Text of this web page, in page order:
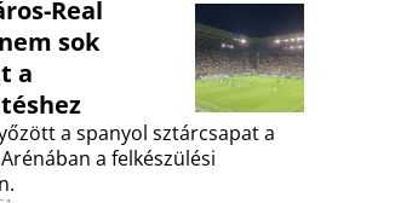
Real
sok
a
a spanyol sztárcsapat a
a felkészülési